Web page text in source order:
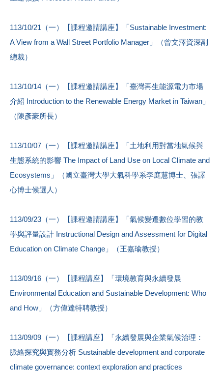
113/10/21（一）【課程邀請講座】「Sustainable Investment:
A View from a Wall Street Portfolio Manager」（曾文澤資深副
總裁）
113/10/14（一）【課程邀請講座】「臺灣再生能源電力市場
介紹 Introduction to the Renewable Energy Market in Taiwan」
（陳彥豪所長）
113/10/07（一）【課程邀請講座】「土地利用對當地氣候與
生態系統的影響 The Impact of Land Use on Local Climate and
Ecosystems」（國立臺灣大學大氣科學系李庭慧博士、張譯
心博士候選人）
113/09/23（一）【課程邀請講座】「氣候變遷數位學習的教
學與評量設計 Instructional Design and Assessment for Digital
Education on Climate Change」（王嘉瑜教授）
113/09/16（一）【課程講座】「環境教育與永續發展
Environmental Education and Sustainable Development: Who
and How」（方偉達特聘教授）
113/09/09（一）【課程講座】「永續發展與企業氣候治理：
脈絡探究與實務分析 Sustainable development and corporate
climate governance: context exploration and practices